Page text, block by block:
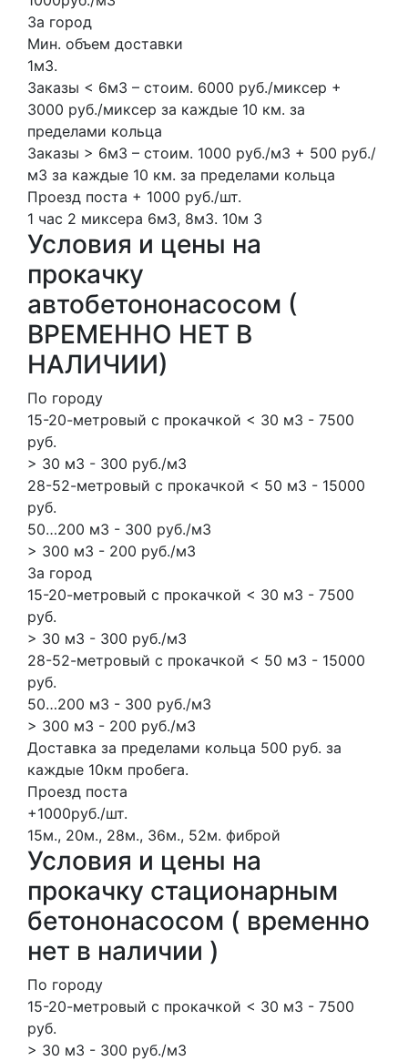
За город
Мин. объем доставки
1м3.
Заказы < 6м3 – стоим. 6000 руб./миксер +
3000 руб./миксер за каждые 10 км. за
пределами кольца
Заказы > 6м3 – стоим. 1000 руб./м3 + 500 руб./
м3 за каждые 10 км. за пределами кольца
Проезд поста + 1000 руб./шт.
1 час 2 миксера 6м3, 8м3. 10м 3
Условия и цены на
прокачку
автобетононасосом (
ВРЕМЕННО НЕТ В
НАЛИЧИИ)
По городу
15-20-метровый с прокачкой < 30 м3 - 7500
руб.
> 30 м3 - 300 руб./м3
28-52-метровый с прокачкой < 50 м3 - 15000
руб.
50…200 м3 - 300 руб./м3
> 300 м3 - 200 руб./м3
За город
15-20-метровый с прокачкой < 30 м3 - 7500
руб.
> 30 м3 - 300 руб./м3
28-52-метровый с прокачкой < 50 м3 - 15000
руб.
50…200 м3 - 300 руб./м3
> 300 м3 - 200 руб./м3
Доставка за пределами кольца 500 руб. за
каждые 10км пробега.
Проезд поста
+1000руб./шт.
15м., 20м., 28м., 36м., 52м. фиброй
Условия и цены на
прокачку стационарным
бетононасосом ( временно
нет в наличии )
По городу
15-20-метровый с прокачкой < 30 м3 - 7500
руб.
> 30 м3 - 300 руб./м3